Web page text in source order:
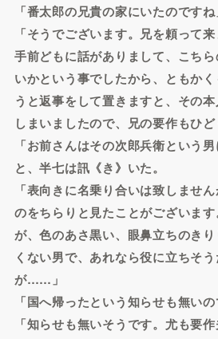
「番太郎の兄貴の家にいたのですね
「そうでございます。兄を頼って
手前どもに話がありまして、こち
いかという事でしたから、ともか
うと返事をして置きますと、その
しまいましたので、兄の要作もひ
「お前さんはその次郎兵衛という
と、半七は訊《き》いた。
「表向きに名乗り合いは致しませ
のをちらりと見たことがございま
が、色のあさ黒い、眼鼻立ちのき
くない男で、あれなら役に立ちそ
が……」
「国へ帰ったという知らせも無いの
「知らせも無いそうです。尤も要